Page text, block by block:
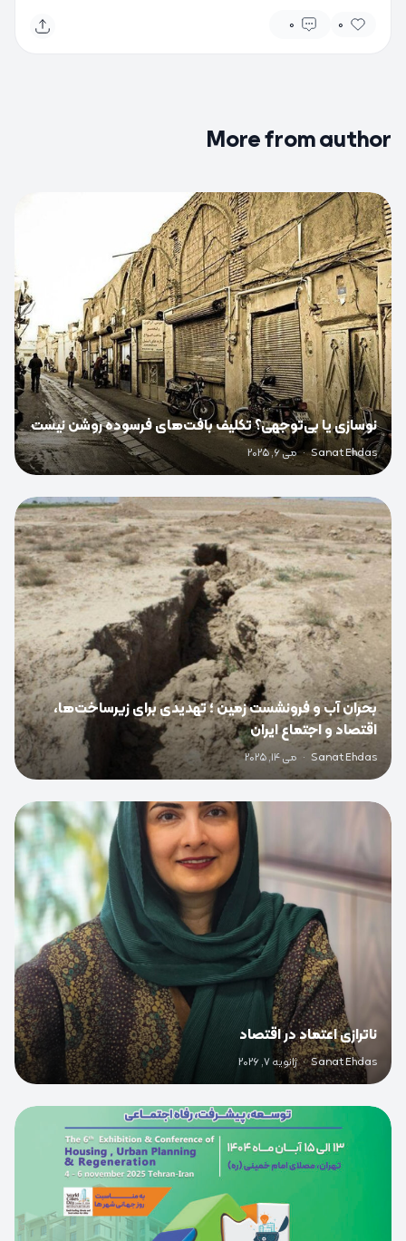
0
0
More from author
0
نوسازی یا بی‌توجهی؟ تکلیف بافت‌های فرسوده روشن نیست
Sanat Ehdas
· می 6, 2025
0
بحران آب و فرونشست زمین ؛ تهدیدی برای زیرساخت‌ها،
اقتصاد و اجتماع ایران
Sanat Ehdas
· می 14, 2025
ناترازی اعتماد در اقتصاد
Sanat Ehdas
· ژانویه 7, 2026
0